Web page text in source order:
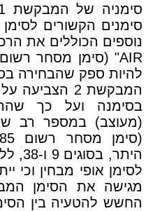
להיות ספק שהבחירה
בסימנה ועל כך
(מעוצב) במספר רב
היתר,
מגישה את הסימן
החשש להטעיה בין